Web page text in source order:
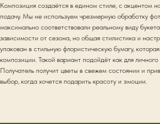
Композиция создаётся в едином стиле, с акцентом
подачу. Мы не используем чрезмерную обработку
максимально соответствовали реальному виду
зависимости от сезона, но общая стилистика и
упакован в стильную флористическую бумагу,
композиции. Такой вариант подойдёт как для
Получатель получит цветы в свежем состоянии и
выбор, когда хочется подарить красоту и эмоции.